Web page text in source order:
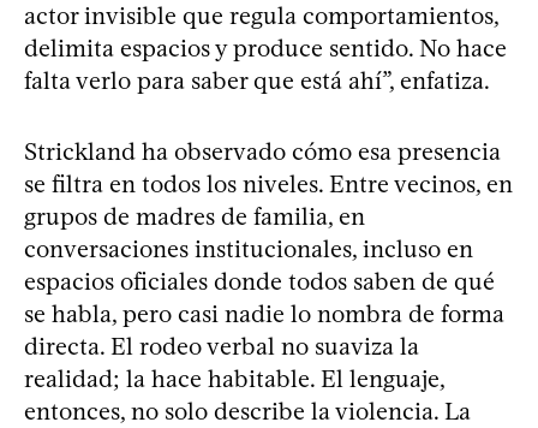
actor invisible que regula comportamientos,
delimita espacios y produce sentido. No hace
falta verlo para saber que está ahí”, enfatiza.
Strickland ha observado cómo esa presencia
se filtra en todos los niveles. Entre vecinos, en
grupos de madres de familia, en
conversaciones institucionales, incluso en
espacios oficiales donde todos saben de qué
se habla, pero casi nadie lo nombra de forma
directa. El rodeo verbal no suaviza la
realidad; la hace habitable. El lenguaje,
entonces, no solo describe la violencia. La